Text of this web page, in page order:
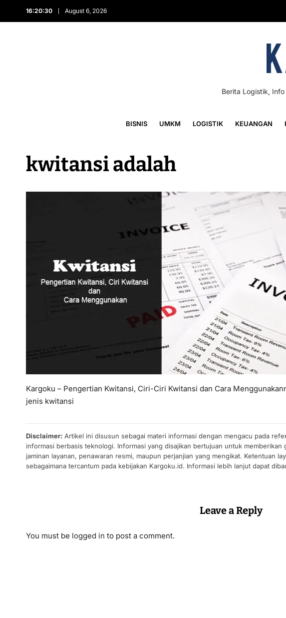
16:20:30 August 6, 2026
Berita Logistik,
BISNIS UMKM LOGISTIK KEUANGAN
kwitansi adalah
Kargoku – Pengertian Kwitansi, Ciri-Ciri Kwitansi dan Cara
jenis kwitansi
Disclaimer: Artikel ini disusun sebagai materi informasi dengan mengacu pada
informasi berbasis teknologi. Informasi yang disajikan bertujuan untuk memberikan
jaminan layanan, penawaran resmi, maupun perjanjian yang mengikat. Ketentuan
sebagaimana tercantum pada kebijakan Kargoku.id. Informasi lebih lanjut dapat
Leave a Reply
You must be logged in to post a comment.